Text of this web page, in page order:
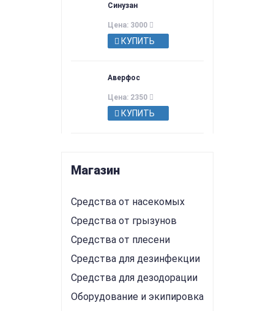
Синузан
Цена: 3000
КУПИТЬ
Аверфос
Цена: 2350
КУПИТЬ
Магазин
Средства от насекомых
Средства от грызунов
Средства от плесени
Средства для дезинфекции
Средства для дезодорации
Оборудование и экипировка